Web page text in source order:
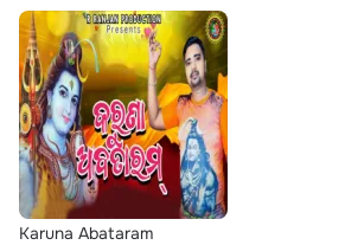
Karuna Abataram